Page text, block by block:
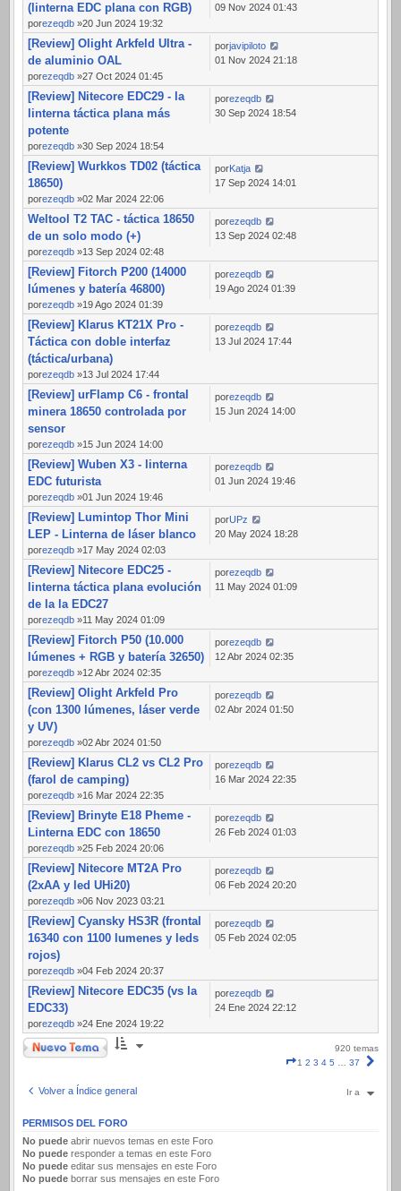
(linterna EDC plana con RGB)
porezeqdb »20 Jun 2024 19:32
09 Nov 2024 01:43
[Review] Olight Arkfeld Ultra -
de aluminio OAL
porezeqdb »27 Oct 2024 01:45
porjavipiloto
01 Nov 2024 21:18
[Review] Nitecore EDC29 - la
linterna táctica plana más
potente
porezeqdb »30 Sep 2024 18:54
porezeqdb
30 Sep 2024 18:54
[Review] Wurkkos TD02 (táctica
18650)
porezeqdb »02 Mar 2024 22:06
porKatja
17 Sep 2024 14:01
Weltool T2 TAC - táctica 18650
de un solo modo (+)
porezeqdb »13 Sep 2024 02:48
porezeqdb
13 Sep 2024 02:48
[Review] Fitorch P200 (14000
lúmenes y batería 46800)
porezeqdb »19 Ago 2024 01:39
porezeqdb
19 Ago 2024 01:39
[Review] Klarus KT21X Pro -
Táctica con doble interfaz
(táctica/urbana)
porezeqdb »13 Jul 2024 17:44
porezeqdb
13 Jul 2024 17:44
[Review] urFlamp C6 - frontal
minera 18650 controlada por
sensor
porezeqdb »15 Jun 2024 14:00
porezeqdb
15 Jun 2024 14:00
[Review] Wuben X3 - linterna
EDC futurista
porezeqdb »01 Jun 2024 19:46
porezeqdb
01 Jun 2024 19:46
[Review] Lumintop Thor Mini
LEP - Linterna de láser blanco
porezeqdb »17 May 2024 02:03
porUPz
20 May 2024 18:28
[Review] Nitecore EDC25 -
linterna táctica plana evolución
de la la EDC27
porezeqdb »11 May 2024 01:09
porezeqdb
11 May 2024 01:09
[Review] Fitorch P50 (10.000
lúmenes + RGB y batería 32650)
porezeqdb »12 Abr 2024 02:35
porezeqdb
12 Abr 2024 02:35
[Review] Olight Arkfeld Pro
(con 1300 lúmenes, láser verde
y UV)
porezeqdb »02 Abr 2024 01:50
porezeqdb
02 Abr 2024 01:50
[Review] Klarus CL2 vs CL2 Pro
(farol de camping)
porezeqdb »16 Mar 2024 22:35
porezeqdb
16 Mar 2024 22:35
[Review] Brinyte E18 Pheme -
Linterna EDC con 18650
porezeqdb »25 Feb 2024 20:06
porezeqdb
26 Feb 2024 01:03
[Review] Nitecore MT2A Pro
(2xAA y led UHi20)
porezeqdb »06 Nov 2023 03:21
porezeqdb
06 Feb 2024 20:20
[Review] Cyansky HS3R (frontal
16340 con 1100 lumenes y leds
rojos)
porezeqdb »04 Feb 2024 20:37
porezeqdb
05 Feb 2024 02:05
[Review] Nitecore EDC35 (vs la
EDC33)
porezeqdb »24 Ene 2024 19:22
porezeqdb
24 Ene 2024 22:12
Nuevo Tema
920 temas
Página
1 2 3 4 5 … 37
Volver a Índice general Ir a
PERMISOS DEL FORO
No puede abrir nuevos temas en este Foro
No puede responder a temas en este Foro
No puede editar sus mensajes en este Foro
No puede borrar sus mensajes en este Foro